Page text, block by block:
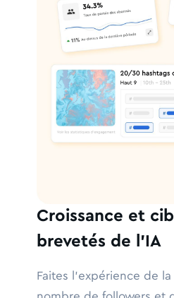
Croissance et
brevetés de l'IA
Faites l'expérience de